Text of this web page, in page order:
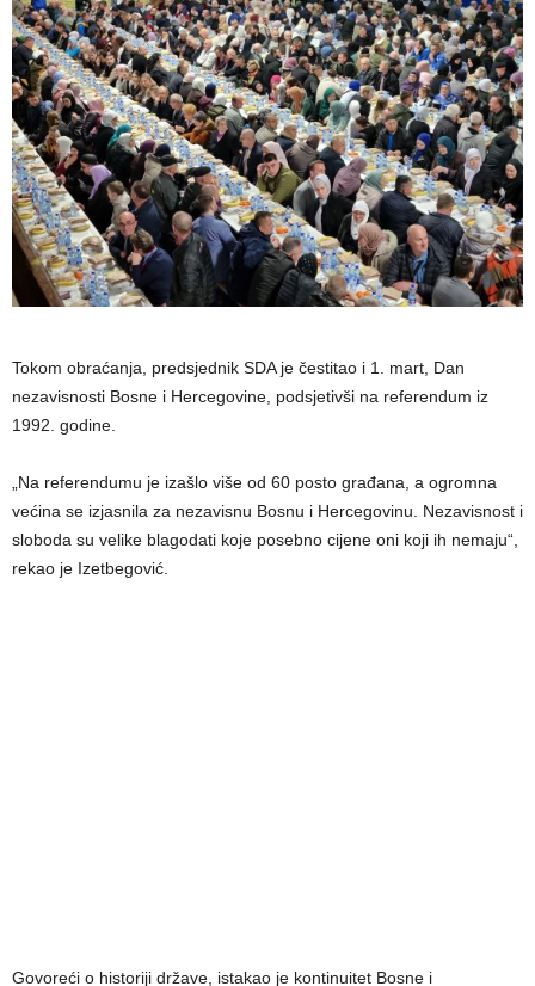
Tokom obraćanja, predsjednik SDA je čestitao i 1. mart, Dan
nezavisnosti Bosne i Hercegovine, podsjetivši na referendum iz
1992. godine.
„Na referendumu je izašlo više od 60 posto građana, a ogromna
većina se izjasnila za nezavisnu Bosnu i Hercegovinu. Nezavisnost i
sloboda su velike blagodati koje posebno cijene oni koji ih nemaju“,
rekao je Izetbegović.
Govoreći o historiji države, istakao je kontinuitet Bosne i